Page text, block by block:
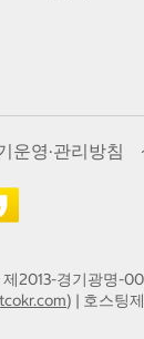
운영·관리방침
2013-경기광명-
) | 호스팅